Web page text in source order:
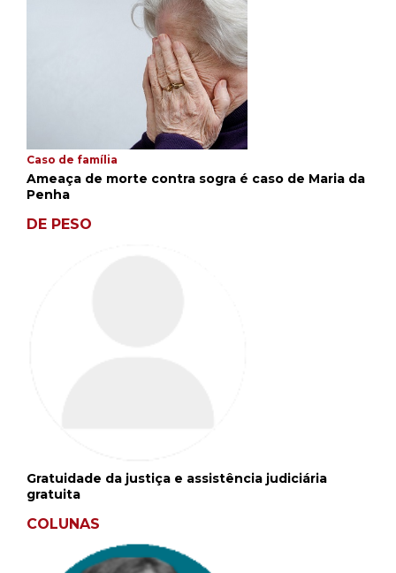
Caso de família
Ameaça de morte contra sogra é caso de Maria da
Penha
DE PESO
Gratuidade da justiça e assistência judiciária
gratuita
COLUNAS